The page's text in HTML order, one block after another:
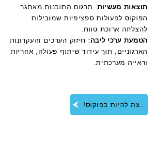
תוצאות מעשיות: תרגום התובנות מאתגר
הפוקוס לפעולות ספציפיות שמובילות
להצלחה ארוכת טווח.
הטמעת ערכי ליבה: חיזוק הערכים והעקרונות
הארגוניים, תוך עידוד שיתוף פעולה, אחריות
וראייה מערכתית.